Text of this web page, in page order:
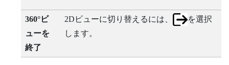
360°ビ
ューを
終了
2Dビューに切り替えるには、
を選択
します。